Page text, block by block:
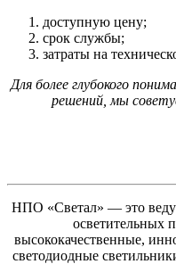
доступную цену;
срок службы;
затраты на
Для более глубокого
решений, мы
НПО «Светал» — это
осветительных
высококачественные,
светодиодные